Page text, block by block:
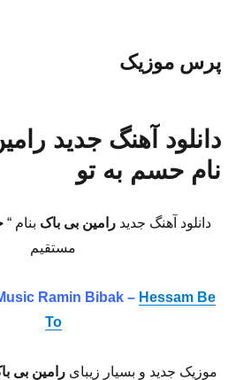
پرس موزیک
دانلود آهنگ جدید
نام حسم به تو
دانلود آهنگ جدید رامین بی باک بنام “
مستقیم
Ramin Bibak – Hessam Be
To
موزیک جدید و بسیار زیبایرامین بی